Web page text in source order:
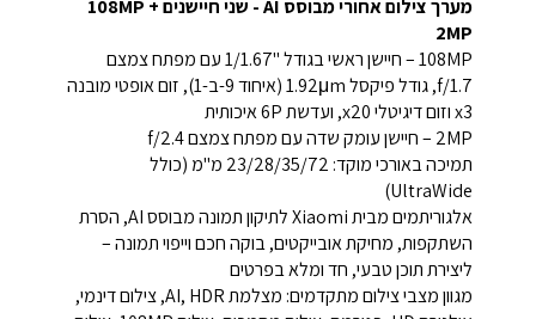
מערך צילום אחורי מבוסס AI - שני חיישנים 108MP +
2MP
108MP – חיישן ראשי בגודל "1/1.67 עם מפתח צמצם
f/1.7, גודל פיקסל 1.92μm (איחוד 9-ב-1), זום אופטי מובנה
x3 וזום דיגיטלי x20, ועדשת 6P איכותית
2MP – חיישן עומק שדה עם מפתח צמצם f/2.4
תמיכה באורכי מוקד: 23/28/35/72 מ"מ (כולל
UltraWide)
אלגוריתמים מבית Xiaomi לתיקון תמונה מבוסס AI, הסרת
השתקפות, מחיקת אובייקטים, בוקה חכם וייפוי תמונה –
ליצירת תוכן טבעי, חד ומלא בפרטים
מגוון מצבי צילום מתקדמים: מצלמת AI, HDR, צילום דינמי,